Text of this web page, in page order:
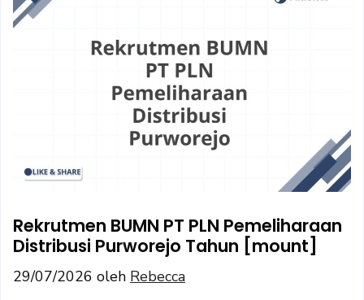
Rekrutmen BUMN PT PLN Pemeliharaan
Distribusi Purworejo Tahun [mount]
29/07/2026 oleh Rebecca